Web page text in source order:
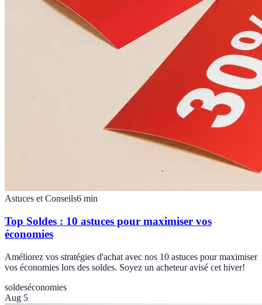
Astuces et Conseils6 min
Top Soldes : 10 astuces pour maximiser vos
économies
Améliorez vos stratégies d'achat avec nos 10 astuces pour maximiser
vos économies lors des soldes. Soyez un acheteur avisé cet hiver!
soldeséconomies
Aug 5